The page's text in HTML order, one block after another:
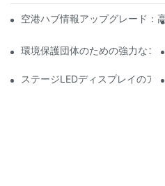
空港ハブ情報アップグレード：
環境保護団体のための強力なコ
ステージLEDディスプレイのア